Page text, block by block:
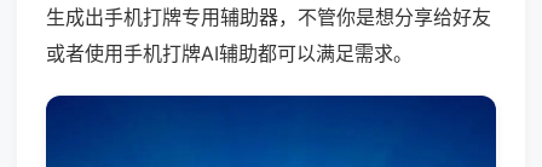
生成出手机打牌专用辅助器，不管你是想分享给好友
或者使用手机打牌AI辅助都可以满足需求。